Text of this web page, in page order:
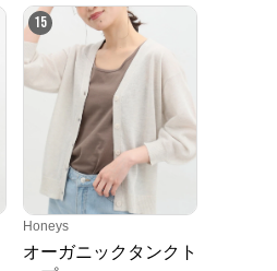
15
Honeys
オーガニックタンクト